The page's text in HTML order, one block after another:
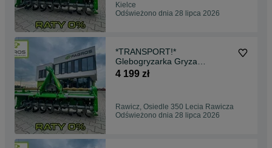
Kielce
Odświeżono dnia 28 lipca 2026
*TRANSPORT!*
Glebogryzarka Gryza
OGRODOWA 1.2 1.4 1.6 1.8
4 199 zł
Rawicz, Osiedle 350 Lecia Rawicza
Odświeżono dnia 28 lipca 2026